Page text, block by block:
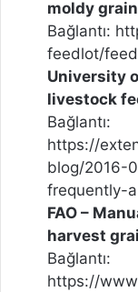
moldy
Bağlantı:
feedlot/
University
livestock
Bağlantı:
https://
blog/2016-
frequently-
FAO –
harvest
Bağlantı:
https://